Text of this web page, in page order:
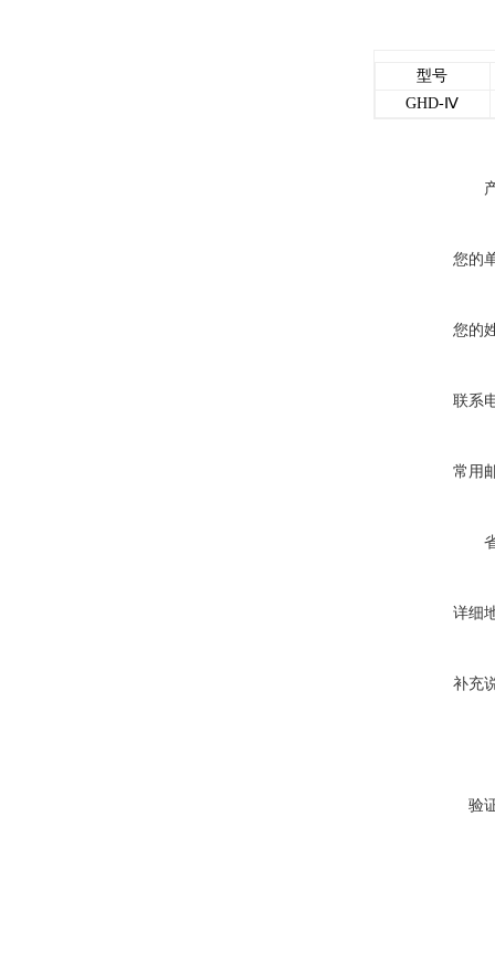
型号
GHD-Ⅳ
您的
您的
联系
常用
详细
补充
验